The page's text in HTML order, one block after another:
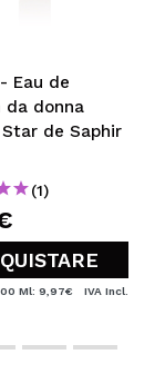
Eau de
da donna
de Saphir
(1)
Ml: 9,97€ IVA Incl.